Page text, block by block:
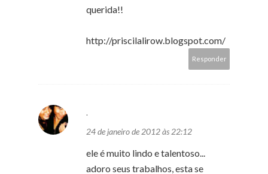
querida!!
http://priscilalirow.blogspot.com/
Responder
.
24 de janeiro de 2012 às 22:12
ele é muito lindo e talentoso...
adoro seus trabalhos, esta se